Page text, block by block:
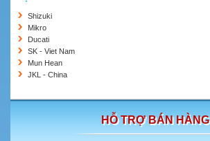
Shizuki
Mikro
Ducati
SK - Viet Nam
Mun Hean
JKL - China
HỖ TRỢ BÁN HÀNG